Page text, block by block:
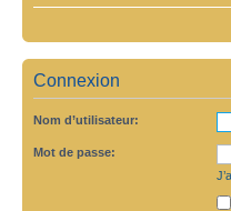
Connexion
Nom d’utilisateur:
Mot de passe: